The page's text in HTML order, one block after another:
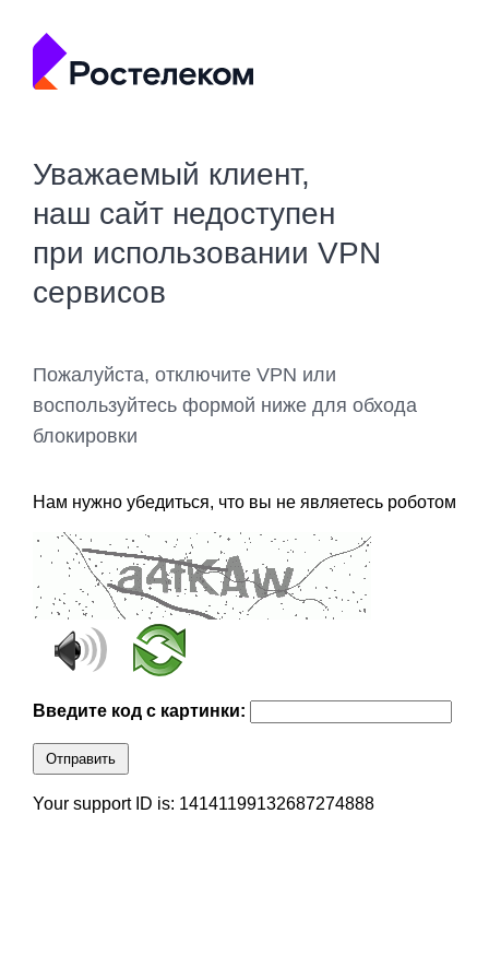
Уважаемый клиент,
наш сайт недоступен
при использовании VPN
сервисов
Пожалуйста, отключите VPN или
воспользуйтесь формой ниже для обхода
блокировки
Нам нужно убедиться, что вы не являетесь роботом
Введите код с картинки:
Отправить
Your support ID is: 14141199132687274888